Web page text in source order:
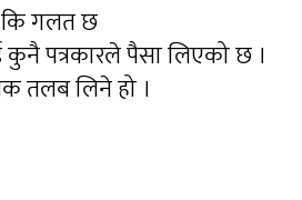
कि गलत छ
पत्रकारले पैसा लिएको छ ।
तलब लिने हो ।